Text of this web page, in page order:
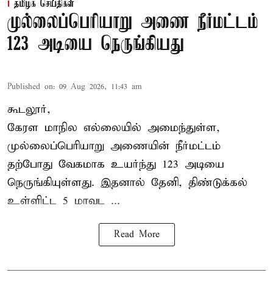
தமிழக செய்திகள்
முல்லைப்பெரியாறு அணை நீர்மட்டம்
123 அடியை நெருங்கியது
Published on: 09 Aug 2026, 11:43 am
கூடலூர்,
கேரள மாநில எல்லையில் அமைந்துள்ள,
முல்லைப்பெரியாறு அணையின் நீர்மட்டம்
தற்போது வேகமாக உயர்ந்து 123 அடியை
நெருங்கியுள்ளது. இதனால் தேனி, திண்டுக்கல்
உள்ளிட்ட 5 மாவட ...
Read More